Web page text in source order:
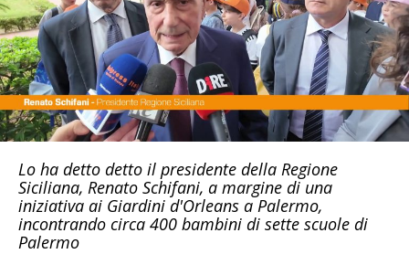
Lo ha detto detto il presidente della Regione
Siciliana, Renato Schifani, a margine di una
iniziativa ai Giardini d'Orleans a Palermo,
incontrando circa 400 bambini di sette scuole di
Palermo